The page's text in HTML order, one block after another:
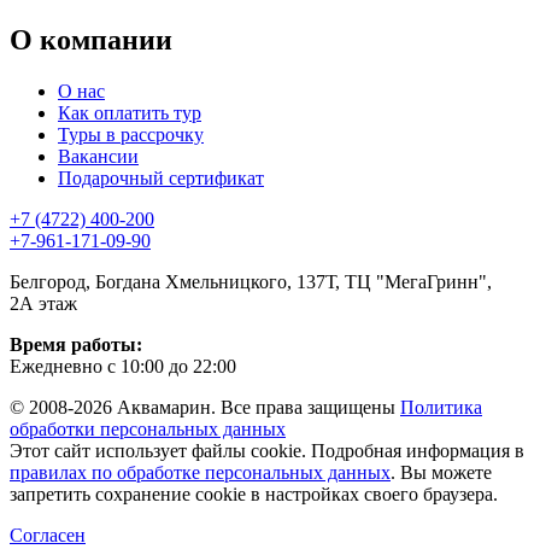
О компании
О нас
Как оплатить тур
Туры в рассрочку
Вакансии
Подарочный сертификат
+7 (4722) 400-200
+7-961-171-09-90
Белгород, Богдана Хмельницкого, 137Т, ТЦ "МегаГринн",
2А этаж
Время работы:
Ежедневно с 10:00 до 22:00
© 2008-2026 Аквамарин. Все права защищены Политика
обработки персональных данных
Этот сайт использует файлы cookie. Подробная информация в
правилах по обработке персональных данных. Вы можете
запретить сохранение cookie в настройках своего браузера.
Согласен